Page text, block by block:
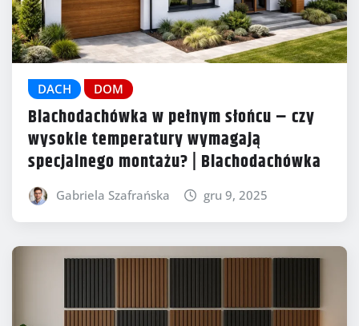
DACH DOM
Blachodachówka w pełnym słońcu – czy
wysokie temperatury wymagają
specjalnego montażu? | Blachodachówka
Gabriela Szafrańska gru 9, 2025